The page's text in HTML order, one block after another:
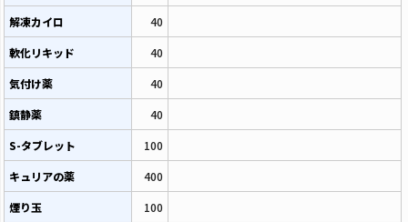
解凍カイロ
40
軟化リキッド
40
気付け薬
40
鎮静薬
40
S-タブレット
100
キュリアの薬
400
煙り玉
100